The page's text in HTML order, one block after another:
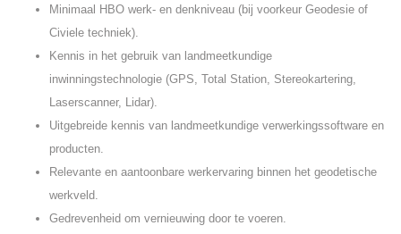
Minimaal HBO werk- en denkniveau (bij voorkeur Geodesie of
Civiele techniek).
Kennis in het gebruik van landmeetkundige
inwinningstechnologie (GPS, Total Station, Stereokartering,
Laserscanner, Lidar).
Uitgebreide kennis van landmeetkundige verwerkingssoftware en
producten.
Relevante en aantoonbare werkervaring binnen het geodetische
werkveld.
Gedrevenheid om vernieuwing door te voeren.